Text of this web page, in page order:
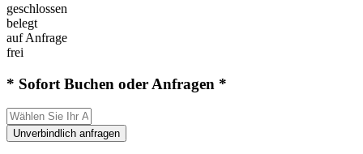
geschlossen
belegt
auf Anfrage
frei
* Sofort Buchen oder Anfragen *
Unverbindlich anfragen